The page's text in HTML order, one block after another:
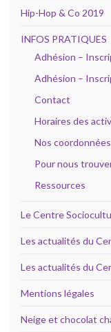
Hip-Hop & Co 2019
INFOS PRATIQUES
Adhésion –
Adhésion –
Contact
Horaires des
Nos coordonnées
Pour nous
Ressources
Le Centre
Les actualités du
Les actualités du
Mentions légales
Neige et chocolat